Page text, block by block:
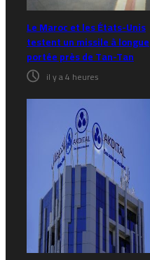
Le Maroc et les États-Unis
testent un missile à longue
portée près de Tan-Tan
il y a 4 heures